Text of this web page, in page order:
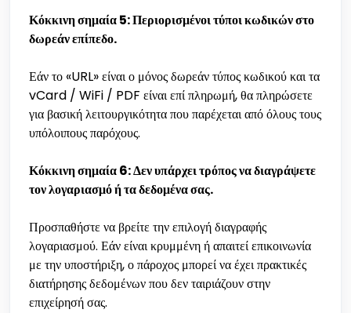
Κόκκινη σημαία 5: Περιορισμένοι τύποι κωδικών στο
δωρεάν επίπεδο.
Εάν το «URL» είναι ο μόνος δωρεάν τύπος κωδικού και τα
vCard / WiFi / PDF είναι επί πληρωμή, θα πληρώσετε
για βασική λειτουργικότητα που παρέχεται από όλους τους
υπόλοιπους παρόχους.
Κόκκινη σημαία 6: Δεν υπάρχει τρόπος να διαγράψετε
τον λογαριασμό ή τα δεδομένα σας.
Προσπαθήστε να βρείτε την επιλογή διαγραφής
λογαριασμού. Εάν είναι κρυμμένη ή απαιτεί επικοινωνία
με την υποστήριξη, ο πάροχος μπορεί να έχει πρακτικές
διατήρησης δεδομένων που δεν ταιριάζουν στην
επιχείρησή σας.